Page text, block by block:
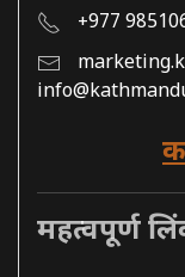
+977
महत्वपूर्ण